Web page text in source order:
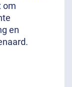
om
en